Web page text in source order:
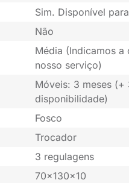
Sim. Disponível
Não
Média (Indicamos
nosso serviço)
Móveis: 3 meses (+
disponibilidade)
Fosco
Trocador
3 regulagens
70x130x10